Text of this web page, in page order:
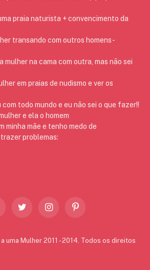
praia naturista + convencimento da
transando com outros homens -
mulher na cama com outra, mas não sei
em praias de nudismo e ver os
todo mundo e eu não sei o que fazer!!
e ela o homem
minha mãe e tenho medo de
problemas:
Twitter InstagramPinterest
uma Mulher 2011 - 2014. Todos os direitos